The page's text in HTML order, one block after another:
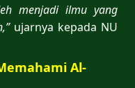
menjadi ilmu yang
ujarnya kepada NU
Al-